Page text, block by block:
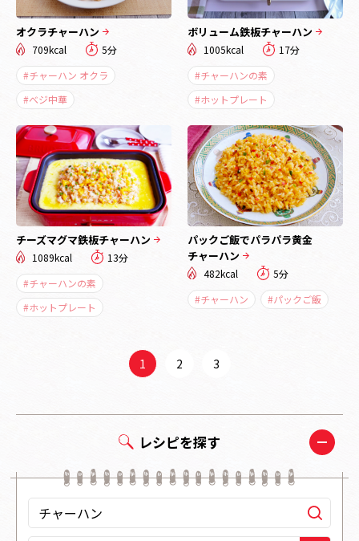
オクラチャーハン
709kcal
5分
#チャーハン オクラ
#べジ中華
ボリューム鉄板チャーハン
1005kcal
17分
#チャーハンの素
#ホットプレート
チーズマグマ鉄板チャーハン
1089kcal
13分
#チャーハンの素
#ホットプレート
パックご飯でパラパラ黄金
チャーハン
482kcal
5分
#チャーハン
#パックご飯
1 2 3
レシピを探す